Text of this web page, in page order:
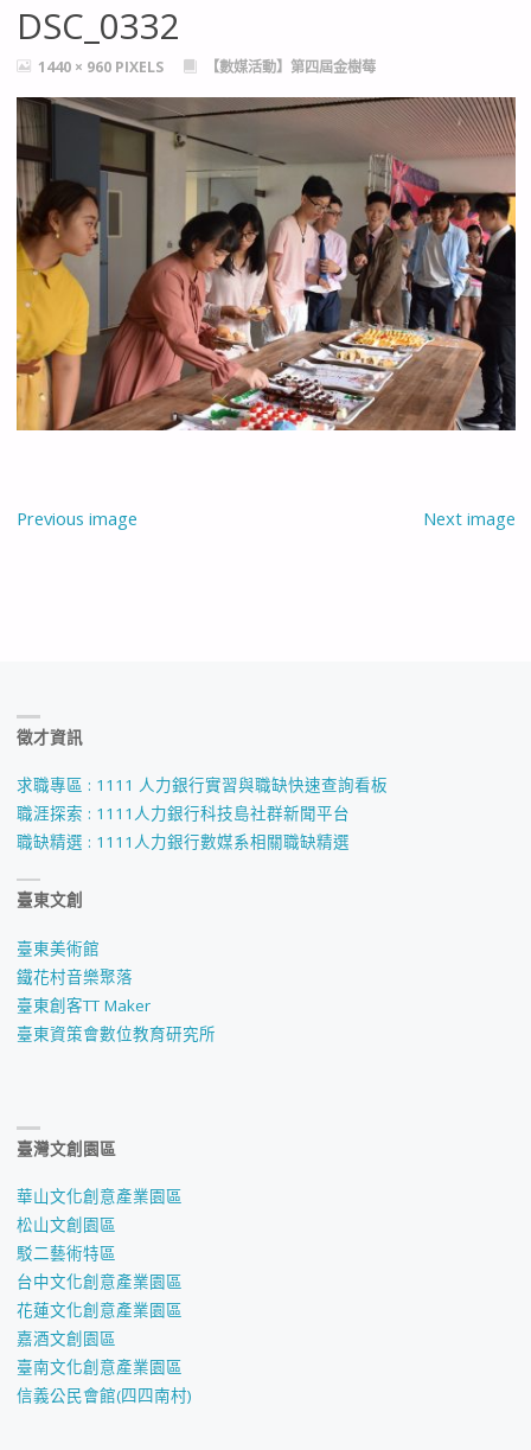
DSC_0332
FULL1440 × 960 PIXELS 【數媒活動】第四屆金樹莓
Previous image Next image
徵才資訊
求職專區 : 1111 人力銀行實習與職缺快速查詢看板
職涯探索 : 1111人力銀行科技島社群新聞平台
職缺精選 : 1111人力銀行數媒系相關職缺精選
臺東文創
臺東美術館
鐵花村音樂聚落
臺東創客TT Maker
臺東資策會數位教育研究所
臺灣文創園區
華山文化創意產業園區
松山文創園區
駁二藝術特區
台中文化創意產業園區
花蓮文化創意產業園區
嘉酒文創園區
臺南文化創意產業園區
信義公民會館(四四南村)